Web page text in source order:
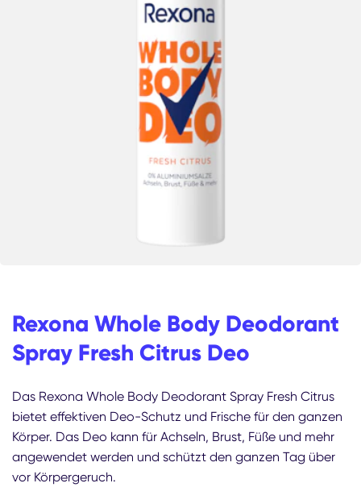
Rexona Whole Body Deodorant
Spray Fresh Citrus Deo
Das Rexona Whole Body Deodorant Spray Fresh Citrus
bietet effektiven Deo-Schutz und Frische für den ganzen
Körper. Das Deo kann für Achseln, Brust, Füße und mehr
angewendet werden und schützt den ganzen Tag über
vor Körpergeruch.